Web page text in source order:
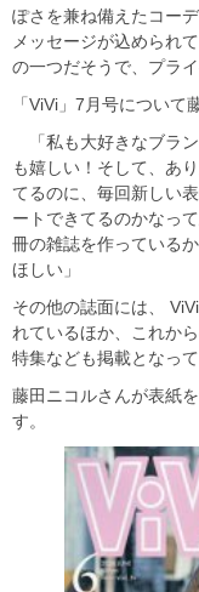
ぽさを兼ね備えたコー
メッセージが込められ
の一つだそうで、プラ
「ViVi」7月号について
「私も大好きなブラ
も嬉しい！そして、あ
てるのに、毎回新しい
ートできてるのかなっ
冊の雑誌を作っている
ほしい」
その他の誌面には、
れているほか、これか
特集なども掲載となって
藤田ニコルさんが表紙
す。